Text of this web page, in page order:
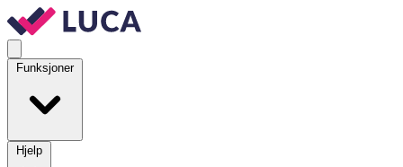
Funksjoner
Hjelp